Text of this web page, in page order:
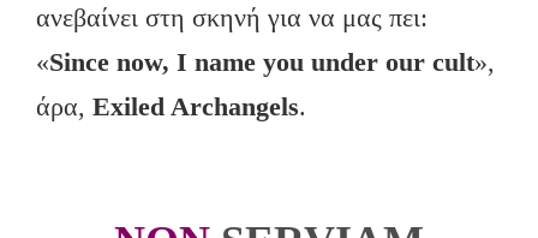
ανεβαίνει στη σκηνή για να μας πει:
«Since now, I name you under our cult»,
άρα, Exiled Archangels.